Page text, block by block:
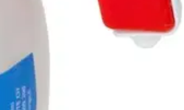
torjunta-aineita. Paineruiskupullossa on